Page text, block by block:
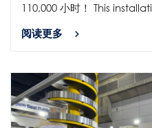
110,000 小时！ This
阅读更多